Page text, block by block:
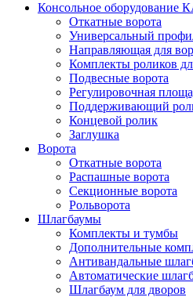
Консольное оборудование
Откатные ворота
Универсальный
Направляющая для
Комплекты роликов
Подвесные ворота
Регулировочная
Поддерживающий
Концевой ролик
Заглушка
Ворота
Откатные ворота
Распашные ворота
Секционные ворота
Рольворота
Шлагбаумы
Комплекты и тумбы
Дополнительные
Антивандальные
Автоматические
Шлагбаум для дворов